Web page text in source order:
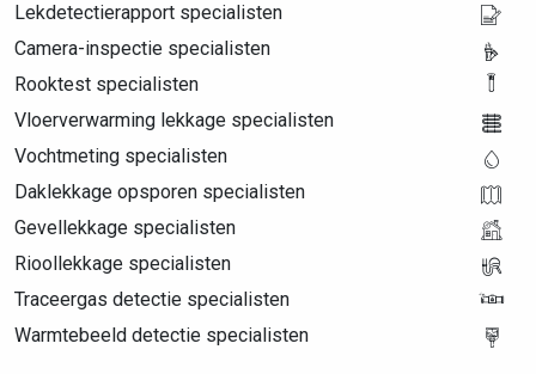
Lekdetectierapport specialisten
Camera-inspectie specialisten
Rooktest specialisten
Vloerverwarming lekkage specialisten
Vochtmeting specialisten
Daklekkage opsporen specialisten
Gevellekkage specialisten
Rioollekkage specialisten
Traceergas detectie specialisten
Warmtebeeld detectie specialisten